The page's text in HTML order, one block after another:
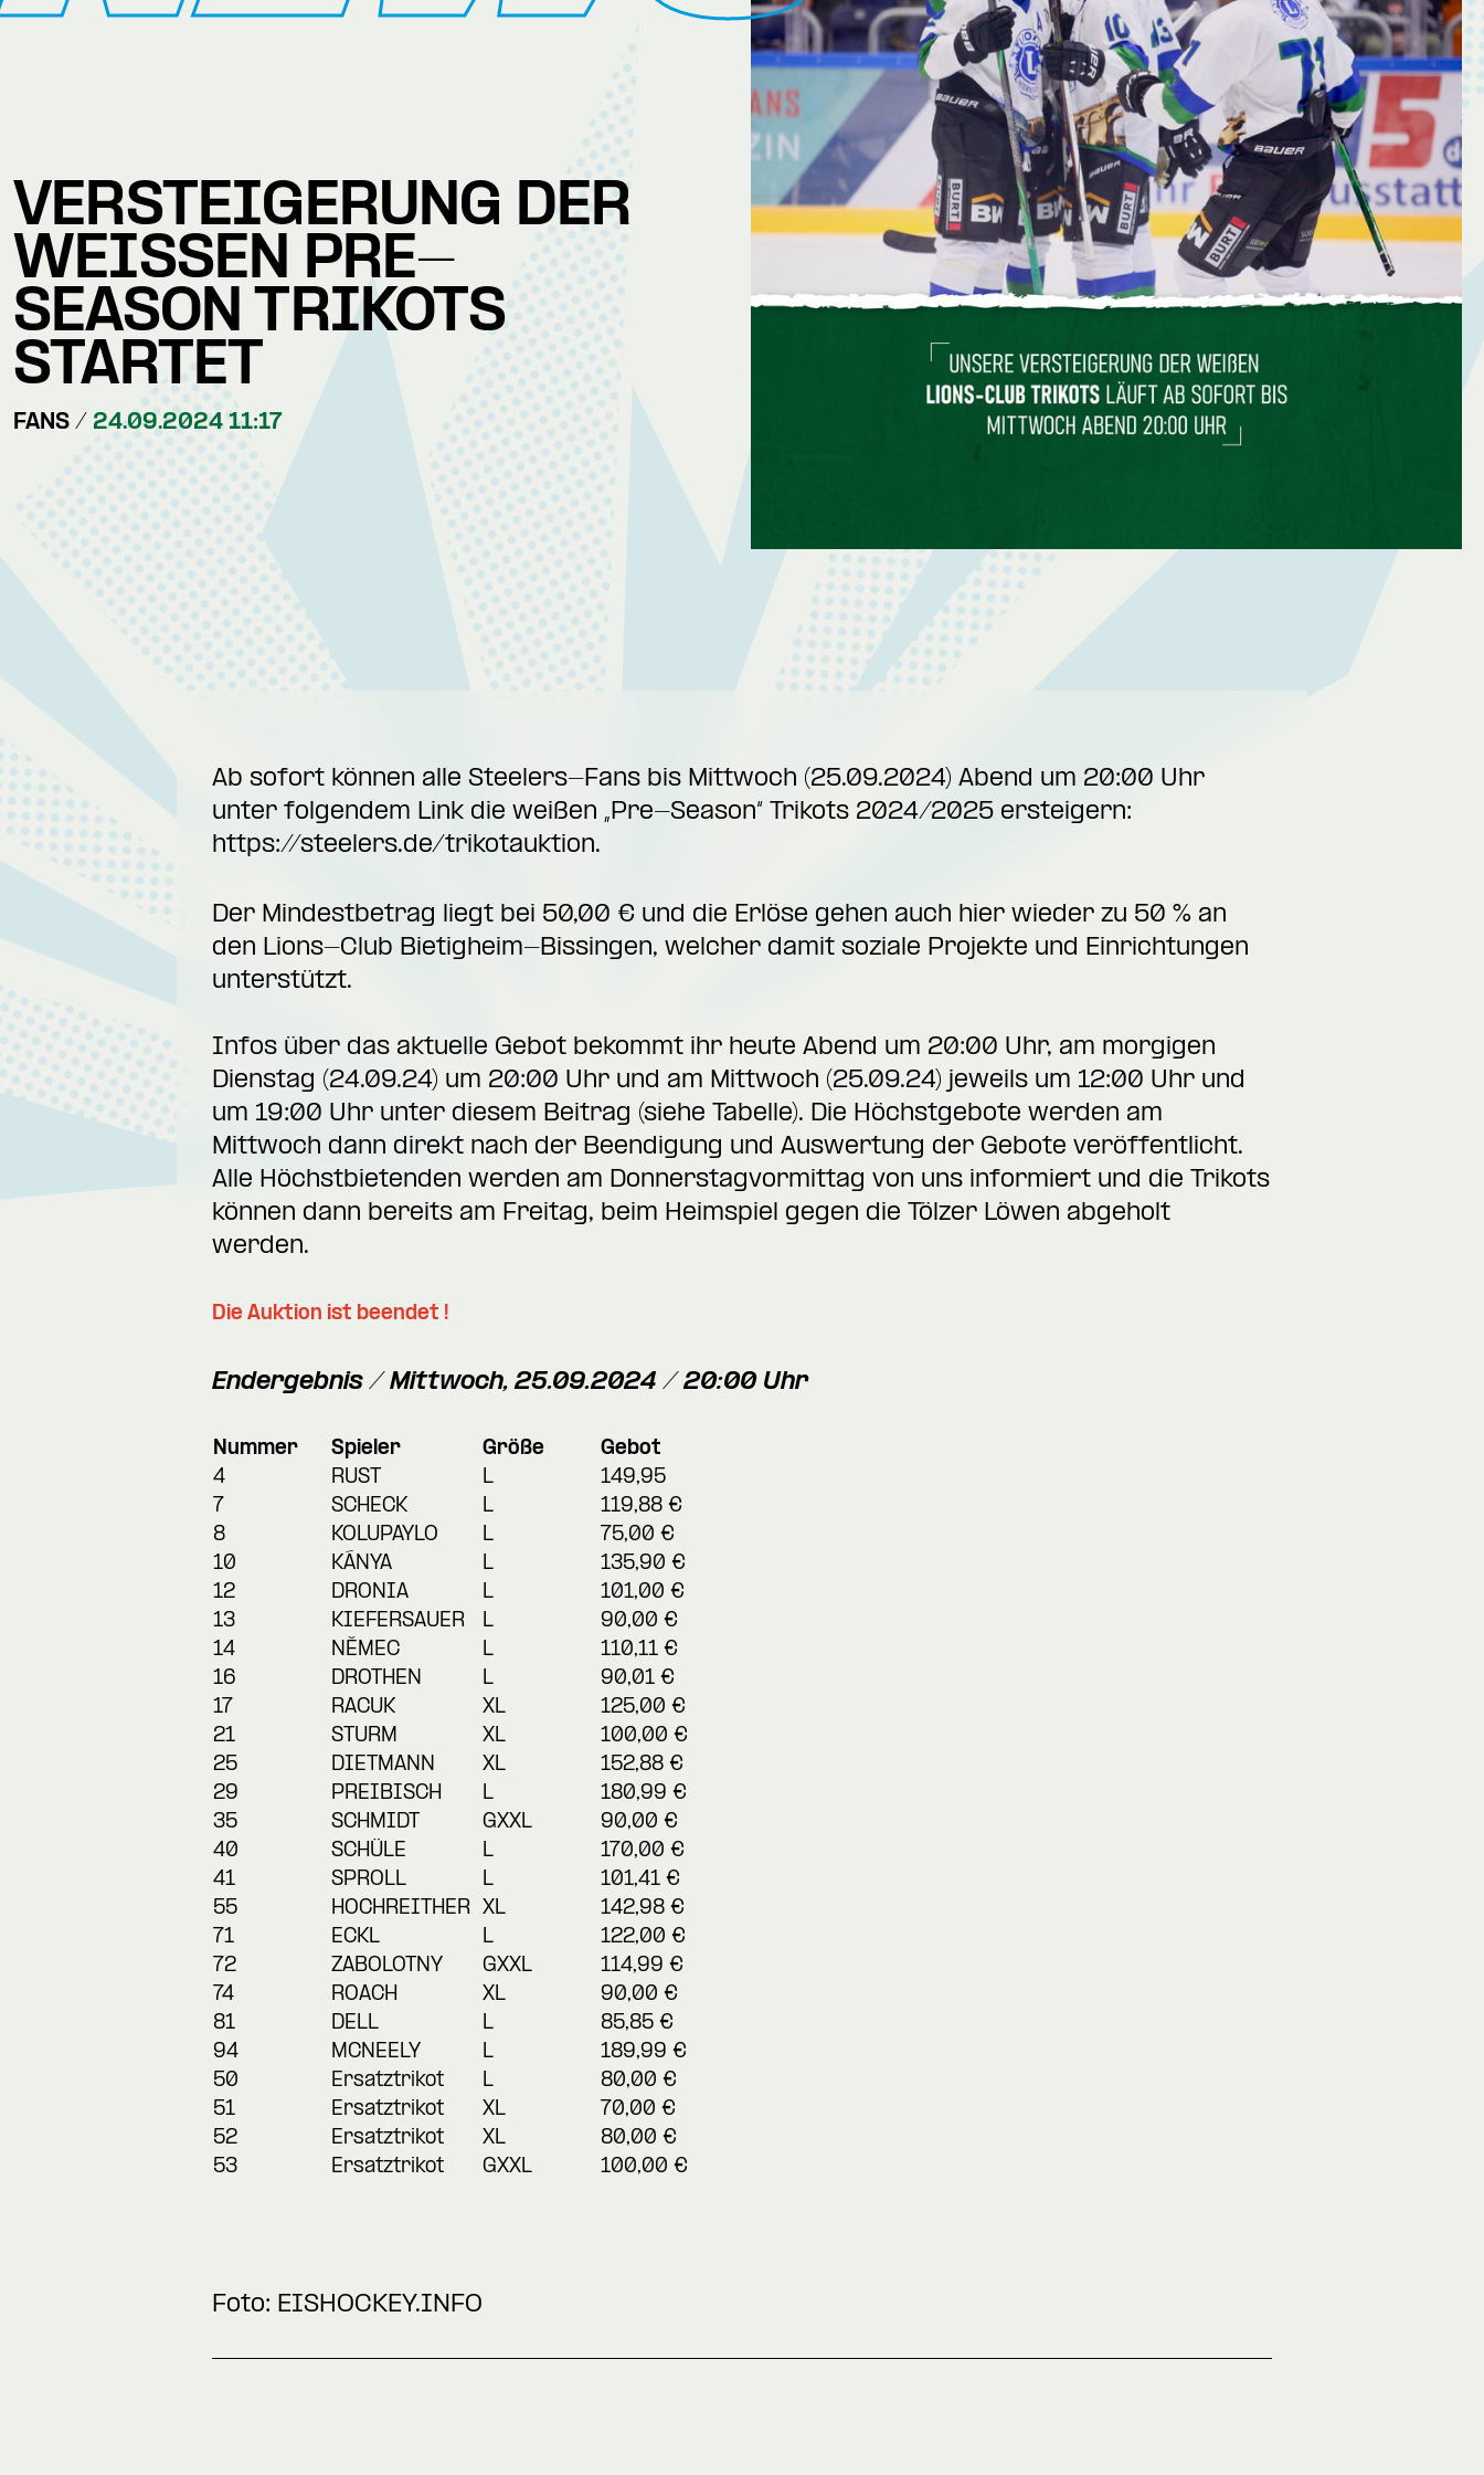
VERSTEIGERUNG DER
WEISSEN PRE-S
EASON TRIKOTS S
TARTET
FANS / 24.09.2024 11:17
Ab sofort können alle Steelers-Fans bis Mittwoch (25.09.2024) Abend um 20:00 Uhr
unter folgendem Link die weißen „Pre-Season“ Trikots 2024/2025 ersteigern:
https://steelers.de/trikotauktion.
Der Mindestbetrag liegt bei 50,00 € und die Erlöse gehen auch hier wieder zu 50 % an
den Lions-Club Bietigheim-Bissingen, welcher damit soziale Projekte und Einrichtungen
unterstützt.
Infos über das aktuelle Gebot bekommt ihr heute Abend um 20:00 Uhr, am morgigen
Dienstag (24.09.24) um 20:00 Uhr und am Mittwoch (25.09.24) jeweils um 12:00 Uhr und
um 19:00 Uhr unter diesem Beitrag (siehe Tabelle). Die Höchstgebote werden am
Mittwoch dann direkt nach der Beendigung und Auswertung der Gebote veröffentlicht.
Alle Höchstbietenden werden am Donnerstagvormittag von uns informiert und die Trikots
können dann bereits am Freitag, beim Heimspiel gegen die Tölzer Löwen abgeholt
werden.
Die Auktion ist beendet !
Endergebnis / Mittwoch, 25.09.2024 / 20:00 Uhr
Nummer Spieler Größe
Gebot
4
RUST L
149,95
7
SCHECK L
119,88 €
8
KOLUPAYLO L
75,00 €
10
KÁNYA L
135,90 €
12
DRONIA L
101,00 €
13
KIEFERSAUER L
90,00 €
14
NĚMEC L
110,11 €
16
DROTHEN L
90,01 €
17
RACUK XL
125,00 €
21
STURM XL
100,00 €
25
DIETMANN XL
152,88 €
29
PREIBISCH L
180,99 €
35
SCHMIDT GXXL
90,00 €
40
SCHÜLE L
170,00 €
41
SPROLL L
101,41 €
55
HOCHREITHER XL
142,98 €
71
ECKL L
122,00 €
72
ZABOLOTNY GXXL
114,99 €
74
ROACH XL
90,00 €
81
DELL L
85,85 €
94
MCNEELY L
189,99 €
50
Ersatztrikot L
80,00 €
51
Ersatztrikot XL
70,00 €
52
Ersatztrikot XL
80,00 €
53
Ersatztrikot GXXL 100,00 €
Foto: EISHOCKEY.INFO